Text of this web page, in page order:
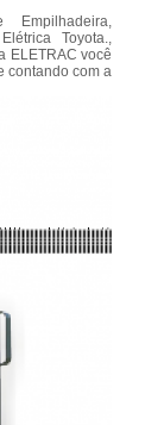
Toyota.,
ELETRAC você
contando com a